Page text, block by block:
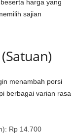
harga yang
sajian
menambah porsi
berbagai varian rasa
Rp 14.700